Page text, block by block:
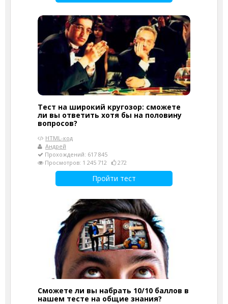
Тест на широкий кругозор: сможете
ли вы ответить хотя бы на половину
вопросов?
HTML-код
Андрей
Прохождений: 617 845
Просмотров: 1 245 712
272
Пройти тест
Сможете ли вы набрать 10/10 баллов в
нашем тесте на общие знания?